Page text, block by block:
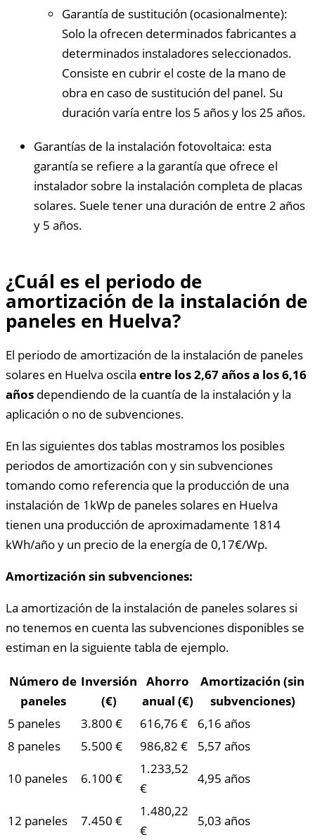
Garantía de sustitución (ocasionalmente):
Solo la ofrecen determinados fabricantes a
determinados instaladores seleccionados.
Consiste en cubrir el coste de la mano de
obra en caso de sustitución del panel. Su
duración varía entre los 5 años y los 25 años.
Garantías de la instalación fotovoltaica: esta
garantía se refiere a la garantía que ofrece el
instalador sobre la instalación completa de placas
solares. Suele tener una duración de entre 2 años
y 5 años.
¿Cuál es el periodo de
amortización de la instalación de
paneles en Huelva?
El periodo de amortización de la instalación de paneles
solares en Huelva oscila entre los 2,67 años a los 6,16
años dependiendo de la cuantía de la instalación y la
aplicación o no de subvenciones.
En las siguientes dos tablas mostramos los posibles
periodos de amortización con y sin subvenciones
tomando como referencia que la producción de una
instalación de 1kWp de paneles solares en Huelva
tienen una producción de aproximadamente 1814
kWh/año y un precio de la energía de 0,17€/Wp.
Amortización sin subvenciones:
La amortización de la instalación de paneles solares si
no tenemos en cuenta las subvenciones disponibles se
estiman en la siguiente tabla de ejemplo.
Número de
paneles
Inversión
(€)
Ahorro
anual (€)
Amortización (sin
subvenciones)
5 paneles
3.800 € 616,76 €
6,16 años
8 paneles
5.500 € 986,82 €
5,57 años
10 paneles
6.100 €
1.233,52
€
4,95 años
12 paneles 7.450 €
1.480,22
€
5,03 años